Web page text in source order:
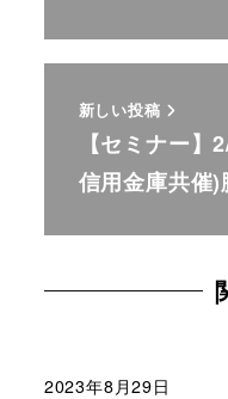
新しい投稿
【セミナー
信用金庫共催
2023年8月29日